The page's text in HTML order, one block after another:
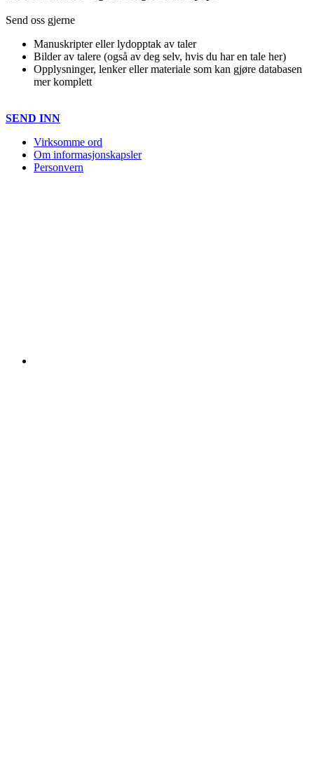
Send oss gjerne
Manuskripter eller lydopptak av taler
Bilder av talere (også av deg selv, hvis du har en tale her)
Opplysninger, lenker eller materiale som kan gjøre databasen
mer komplett
SEND INN
Virksomme ord
Om informasjonskapsler
Personvern